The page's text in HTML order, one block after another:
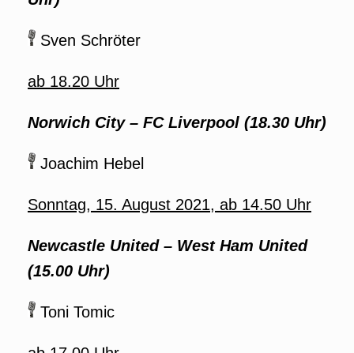
Sven Schröter
ab 18.20 Uhr
Norwich City – FC Liverpool (18.30 Uhr)
Joachim Hebel
Sonntag, 15. August 2021, ab 14.50 Uhr
Newcastle United – West Ham United
(15.00 Uhr)
Toni Tomic